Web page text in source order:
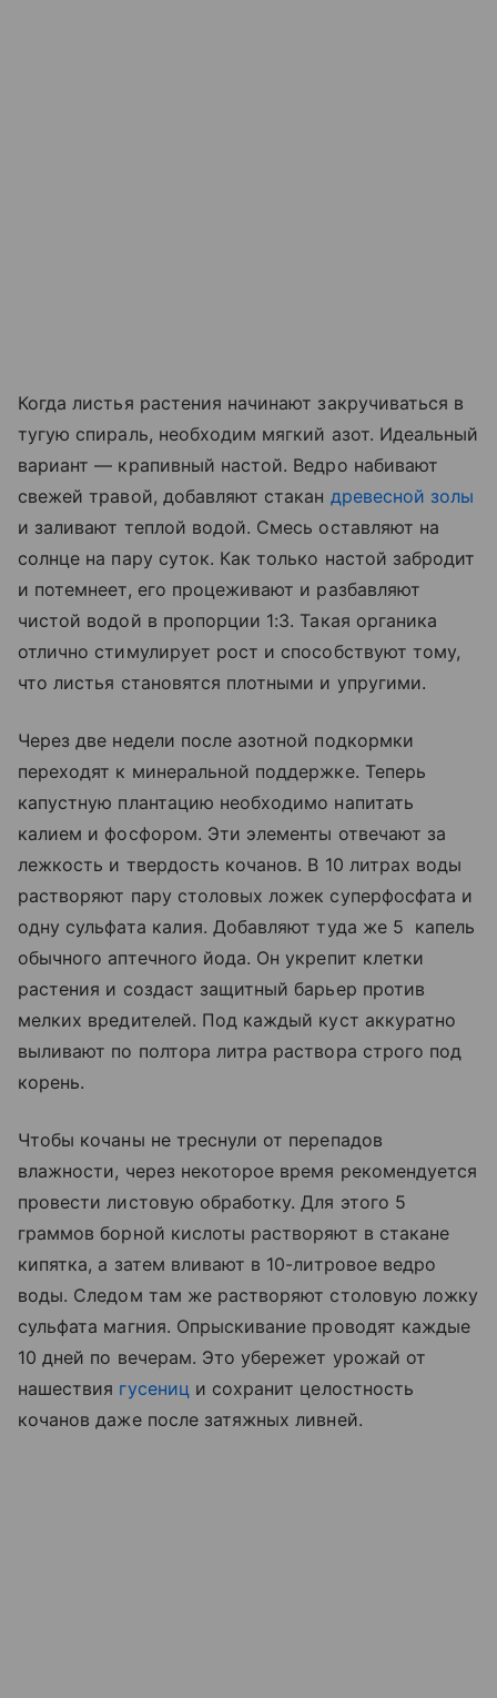
Когда листья растения начинают закручиваться в
тугую спираль, необходим мягкий азот. Идеальный
вариант — крапивный настой. Ведро набивают
свежей травой, добавляют стакан древесной золы
и заливают теплой водой. Смесь оставляют на
солнце на пару суток. Как только настой забродит
и потемнеет, его процеживают и разбавляют
чистой водой в пропорции 1:3. Такая органика
отлично стимулирует рост и способствуют тому,
что листья становятся плотными и упругими.
Через две недели после азотной подкормки
переходят к минеральной поддержке. Теперь
капустную плантацию необходимо напитать
калием и фосфором. Эти элементы отвечают за
лежкость и твердость кочанов. В 10 литрах воды
растворяют пару столовых ложек суперфосфата и
одну сульфата калия. Добавляют туда же 5 капель
обычного аптечного йода. Он укрепит клетки
растения и создаст защитный барьер против
мелких вредителей. Под каждый куст аккуратно
выливают по полтора литра раствора строго под
корень.
Чтобы кочаны не треснули от перепадов
влажности, через некоторое время рекомендуется
провести листовую обработку. Для этого 5
граммов борной кислоты растворяют в стакане
кипятка, а затем вливают в 10-литровое ведро
воды. Следом там же растворяют столовую ложку
сульфата магния. Опрыскивание проводят каждые
10 дней по вечерам. Это убережет урожай от
нашествия гусеници сохранит целостность
кочанов даже после затяжных ливней.